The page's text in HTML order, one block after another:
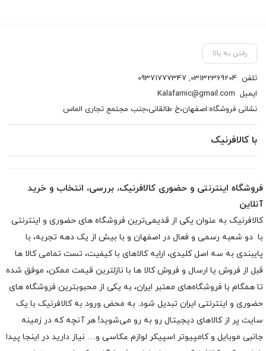
رفتن به بالا
تلفن 03132369204
,
09371777347
ایمیل Kalafarnic@gmail.com
نشانی فروشگاه:اصفهان،خ طالقانی،جنب مجتمع تجاری الماس
با کالافرنیک
فروشگاه اینترنتی و حضوری کالافرنیک، بررسی، انتخاب و خرید
آنلاین
کالافرنیک به عنوان یکی از قدیمی‌ترین فروشگاه های حضوری و اینترنتی
با دو شعبه رسمی و فعال در اصفهان و با بیش از یک دهه تجربه، با
پایبندی به سه اصل کلیدی، ارایه کالاهای با کیفیت، تست تمامی کالا ها
قبل از فروش یا ارسال و فروش کالا ها با نازلترین قیمت ممکن، موفق شده
تا همگام با فروشگاه‌های معتبر ایران، به یکی از محبوبترین فروشگاه های
حضوری و اینترنتی ایران تبدیل شود. به محض ورود به کالافرنیک با یک
سایت پر از کالاهای دیجیتال رو به رو می‌شوید! هر آنچه که در زمینه
جانبی موبایل و کامپیوتر اسپیکر لوازم عکاسی و… نیاز دارید در اینجا پیدا